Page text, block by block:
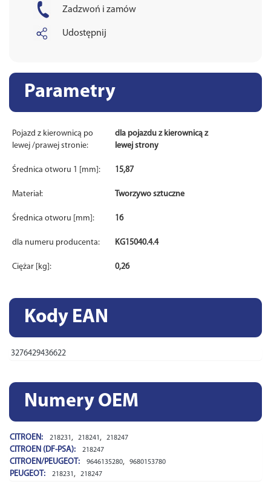
Zadzwoń i zamów
Udostępnij
Parametry
Pojazd z kierownicą po
lewej /prawej stronie:
dla pojazdu z kierownicą z
lewej strony
Średnica otworu 1 [mm]: 15,87
Materiał: Tworzywo sztuczne
Średnica otworu [mm]: 16
dla numeru producenta: KG15040.4.4
Ciężar [kg]: 0,26
Kody EAN
3276429436622
Numery OEM
CITROEN: 218231 , 218241 , 218247
CITROEN (DF-PSA): 218247
CITROEN/PEUGEOT: 9646135280, 9680153780
PEUGEOT: 218231 , 218247